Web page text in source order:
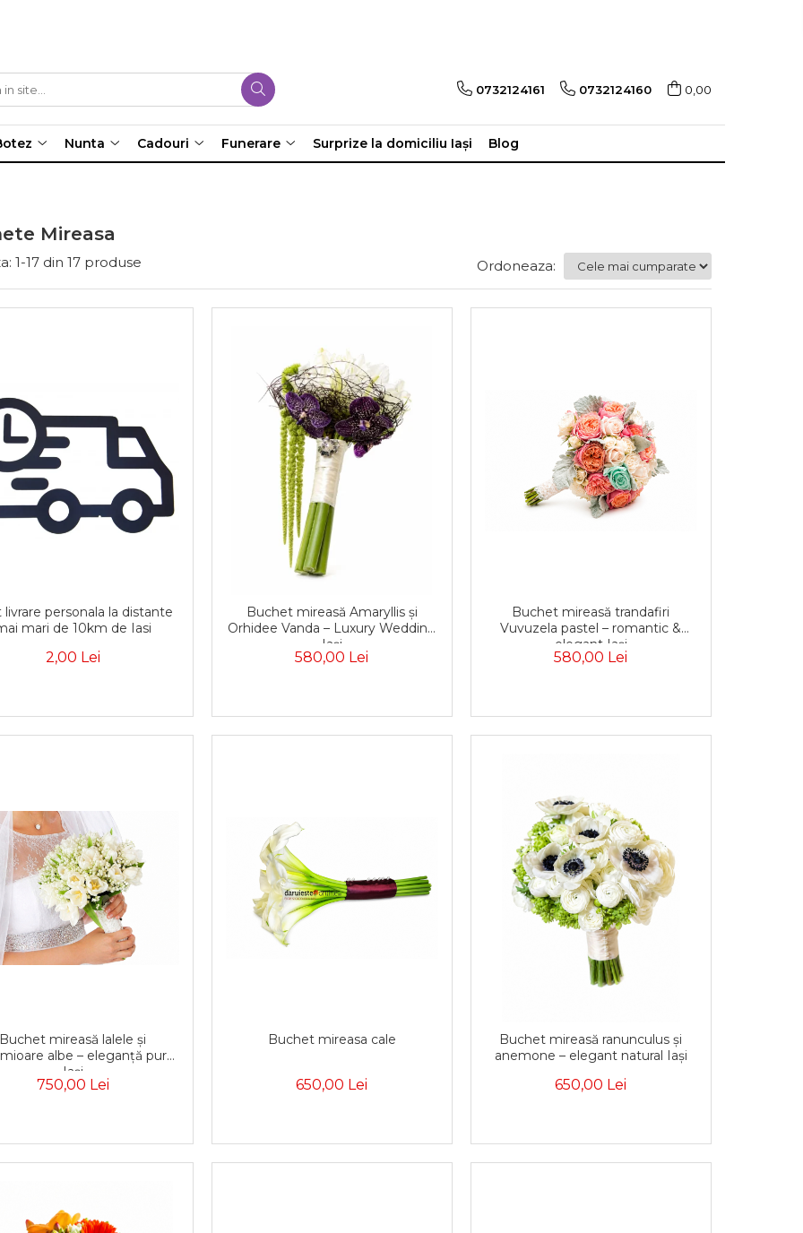
0732124161 0732124160 0,00
Nunta Cadouri Funerare Surprize la domiciliu Iași Blog
Mireasa
1-17din 17 produse Ordoneaza:
livrare personala la distante
mari de 10km de Iasi
2,00 Lei
Buchet mireasă Amaryllis și
Orhidee Vanda – Luxury Wedding
Iași
580,00 Lei
Buchet mireasă trandafiri
Vuvuzela pastel – romantic &
elegant Iași
580,00 Lei
Buchet mireasă lalele și
albe – eleganță pură
Iași
750,00 Lei
Buchet mireasa cale
650,00 Lei
Buchet mireasă ranunculus și
anemone – elegant natural Iași
650,00 Lei